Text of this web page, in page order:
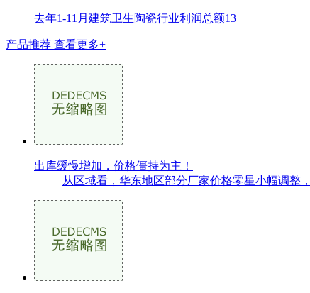
去年1-11月建筑卫生陶瓷行业利润总额13
产品推荐 查看更多+
出库缓慢增加，价格僵持为主！
从区域看，华东地区部分厂家价格零星小幅调整